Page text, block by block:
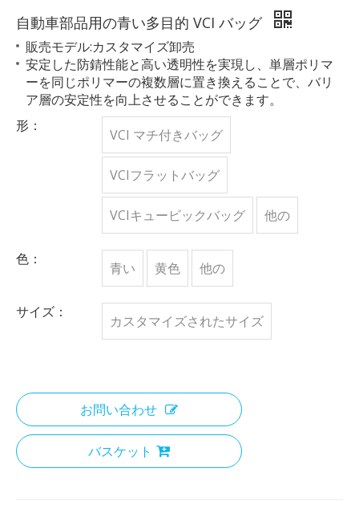
自動車部品用の青い多目的 VCI バッグ
販売モデル:カスタマイズ卸売
安定した防錆性能と高い透明性を実現し、単層ポリマ
ーを同じポリマーの複数層に置き換えることで、バリ
ア層の安定性を向上させることができます。
形：
VCI マチ付きバッグ
VCIフラットバッグ
VCIキュービックバッグ 他の
色：
青い 黄色 他の
サイズ：
カスタマイズされたサイズ
お問い合わせ
バスケット